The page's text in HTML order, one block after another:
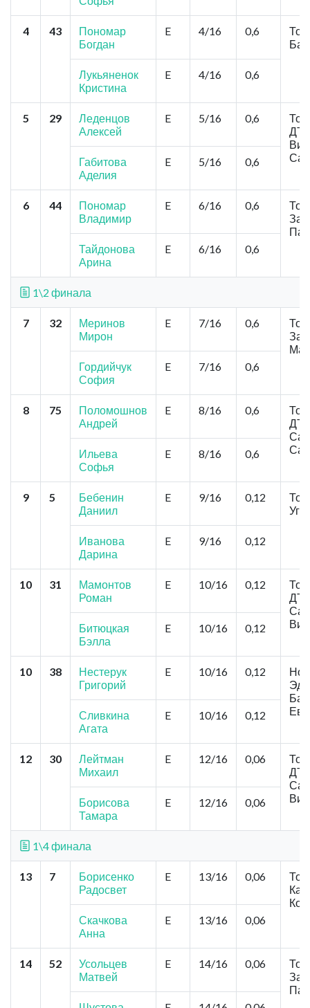
4 43
Пономар
Богдан
E 4/16 0,6
Лукьяненок
Кристина
E 4/16 0,6
5 29
Леденцов
Алексей
E 5/16 0,6
Габитова
Аделия
E 5/16 0,6
6 44
Пономар
Владимир
E 6/16 0,6
Тайдонова
Арина
E 6/16 0,6
1\2 финала
7 32
Меринов
Мирон
E 7/16 0,6
Гордийчук
София
E 7/16 0,6
8 75
Поломошнов
Андрей
E 8/16 0,6
Ильева
Софья
E 8/16 0,6
9 5
Бебенин
Даниил
E 9/16 0,12
Иванова
Дарина
E 9/16 0,12
10 31
Мамонтов
Роман
E 10/16 0,12
Битюцкая
Бэлла
E 10/16 0,12
10 38
Нестерук
Григорий
E 10/16 0,12
Сливкина
Агата
E 10/16 0,12
12 30
Лейтман
Михаил
E 12/16 0,06
Борисова
Тамара
E 12/16 0,06
1\4 финала
13 7
Борисенко
Радосвет
E 13/16 0,06
Скачкова
Анна
E 13/16 0,06
14 52
Усольцев
Матвей
E 14/16 0,06